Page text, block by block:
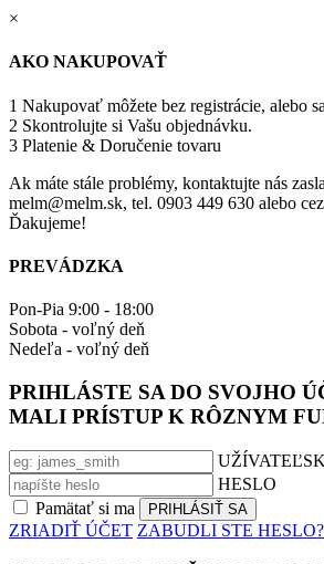
×
AKO NAKUPOVAŤ
1 Nakupovať môžete bez registrácie, alebo
2 Skontrolujte si Vašu objednávku.
3 Platenie & Doručenie tovaru
Ak máte stále problémy, kontaktujte nás
melm@melm.sk, tel. 0903 449 630 alebo
Ďakujeme!
PREVÁDZKA
Pon-Pia 9:00 - 18:00
Sobota - voľný deň
Nedeľa - voľný deň
PRIHLÁSTE SA DO SVOJHO
MALI PRÍSTUP K RÔZNYM
HESLO
Pamätať si ma
ZRIADIŤ ÚČET ZABUDLI STE HESLO?